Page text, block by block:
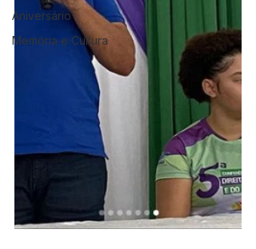
Aniversário
Memória e Cultura